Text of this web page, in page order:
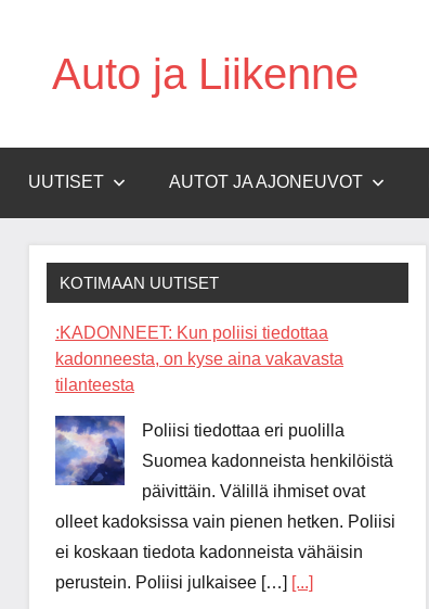
Auto ja Liikenne
UUTISET AUTOT JA AJONEUVOT
KOTIMAAN UUTISET
:KADONNEET: Kun poliisi tiedottaa
kadonneesta, on kyse aina vakavasta
tilanteesta
Poliisi tiedottaa eri puolilla
Suomea kadonneista henkilöistä
päivittäin. Välillä ihmiset ovat
olleet kadoksissa vain pienen hetken. Poliisi
ei koskaan tiedota kadonneista vähäisin
perustein. Poliisi julkaisee […] [...]